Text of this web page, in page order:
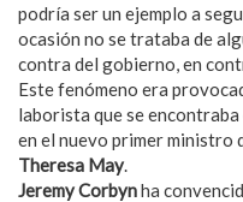
podría ser un ejemplo a
ocasión no se trataba de
contra del gobierno, en
Este fenómeno era
laborista que se
en el nuevo primer ministro
Theresa May.
Jeremy Corbynha